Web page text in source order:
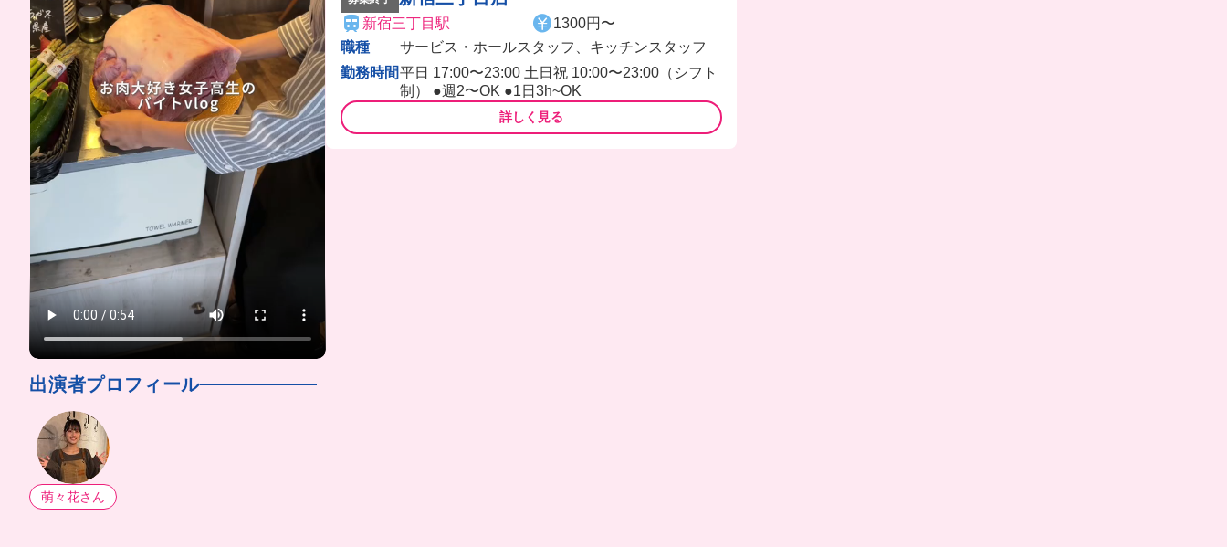
新宿三丁目駅
1300円〜
職種
サービス・ホールスタッフ、キッチンスタッフ
勤務時間平日 17:00〜23:00 土日祝 10:00〜23:00（シフト
制） ●週2〜OK ●1日3h~OK
詳しく見る
出演者プロフィール
萌々花さん